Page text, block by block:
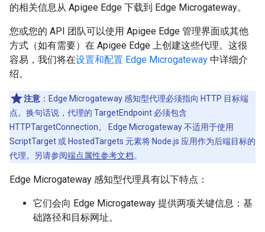
的相关信息从 Apigee Edge 下载到 Edge Microgateway。
您或您的 API 团队可以使用 Apigee Edge 管理界面或其他
方式（如有需要）在 Apigee Edge 上创建这些代理。这很
容易，我们将在设置和配置 Edge Microgateway 中详细介
绍。
注意 ：Edge Microgateway 感知型代理必须指向 HTTP 目标端
点。换句话说，代理的 TargetEndpoint 必须包含
HTTPTargetConnection。 Edge Microgateway 不适用于使用
ScriptTarget 或 HostedTargets 元素将 Node.js 应用作为后端目标的
代理。另请参阅端点属性参考文档。
Edge Microgateway 感知型代理具有以下特点：
它们会向 Edge Microgateway 提供两项关键信息：基
础路径和目标网址。